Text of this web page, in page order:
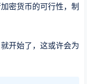
密货币的可行性，制
开始了，这或许会为